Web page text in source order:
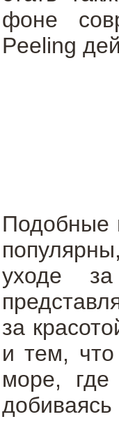
фоне
Peeling
Подобные
уходе
за
и тем,
море,
добиваясь